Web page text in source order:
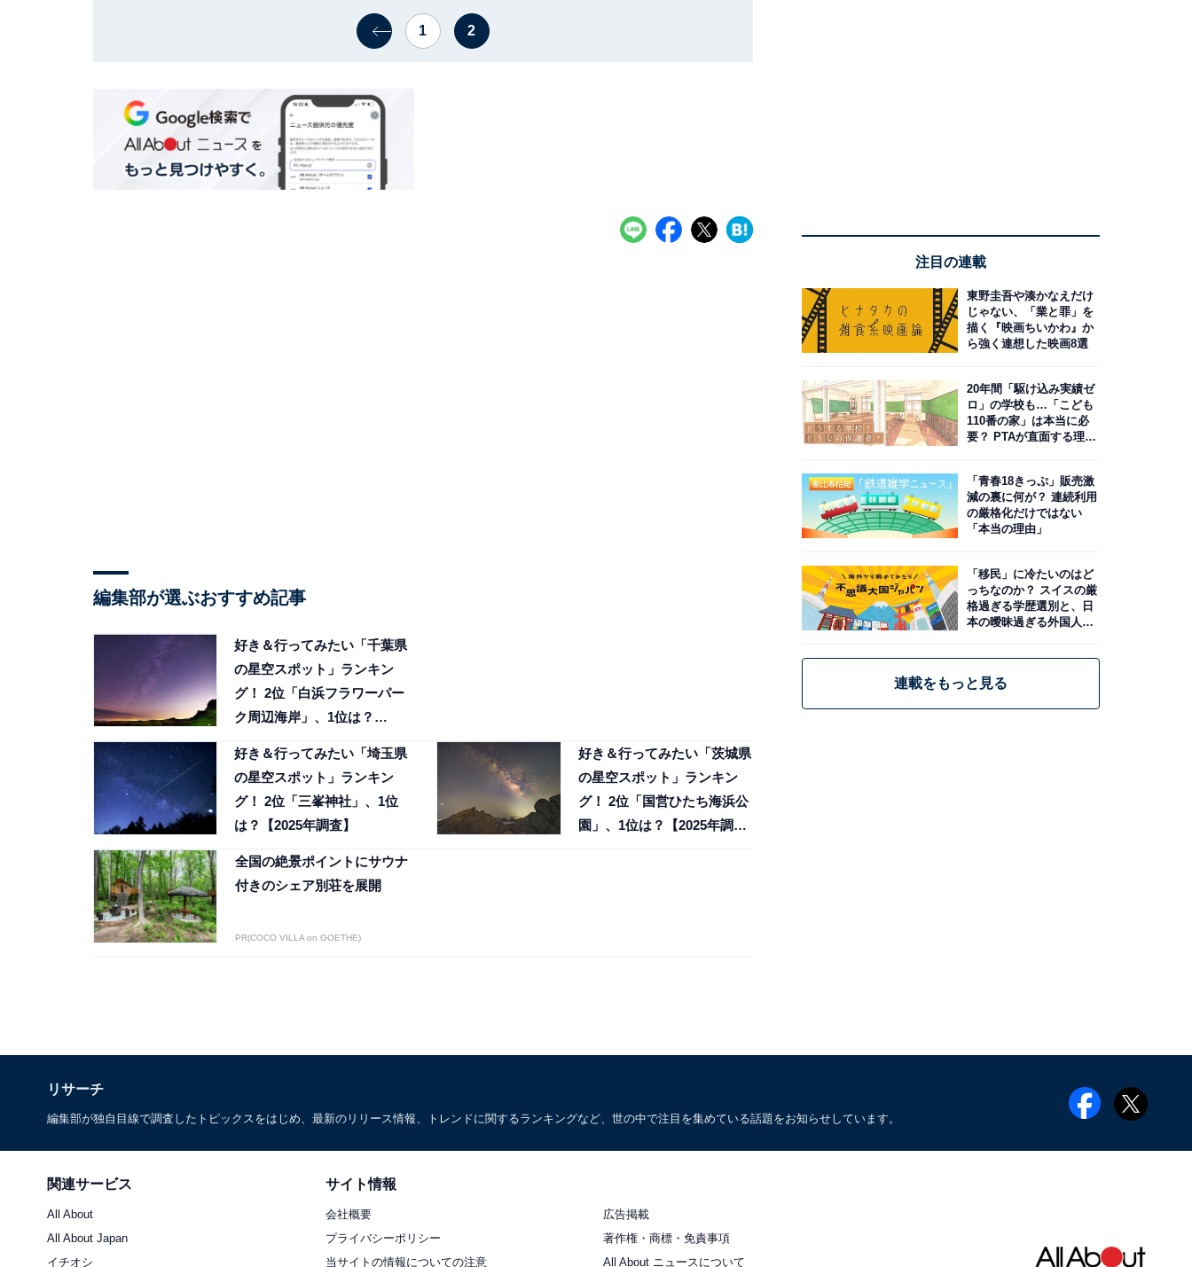
1 2
編集部が選ぶおすすめ記事
好き＆行ってみたい「千葉県
の星空スポット」ランキン
グ！ 2位「白浜フラワーパー
ク周辺海岸」、1位は？
好き＆行ってみたい「埼玉県
の星空スポット」ランキン
グ！ 2位「三峯神社」、1位
は？【2025年調査】
好き＆行ってみたい「茨城県
の星空スポット」ランキン
グ！ 2位「国営ひたち海浜公
園」、1位は？【2025年調
全国の絶景ポイントにサウナ
付きのシェア別荘を展開
PR(COCO VILLA on GOETHE)
注目の連載
東野圭吾や湊かなえだけ
じゃない、「業と罪」を
描く『映画ちいかわ』か
ら強く連想した映画8選
20年間「駆け込み実績ゼ
ロ」の学校も…「こども
110番の家」は本当に必
要？ PTAが直面する理想
「青春18きっぷ」販売激
減の裏に何が？ 連続利用
の厳格化だけではない
「本当の理由」
「移民」に冷たいのはど
っちなのか？ スイスの厳
格過ぎる学歴選別と、日
本の曖昧過ぎる外国人政
連載をもっと見る
リサーチ
編集部が独自目線で調査したトピックスをはじめ、最新のリリース情報、トレンドに関するランキングなど、世の中で注目を集めている話題をお知らせしています。
関連サービス
All About
All About Japan
イチオシ
サイト情報
会社概要
広告掲載
プライバシーポリシー
著作権・商標・免責事項
当サイトの情報についての注意
All About ニュースについて